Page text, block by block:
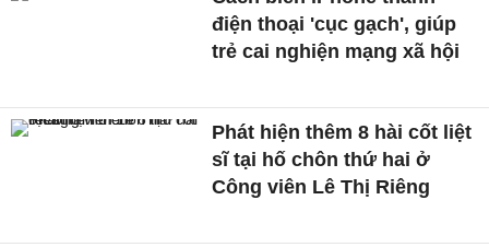
điện thoại 'cục gạch', giúp
trẻ cai nghiện mạng xã hội
Phát hiện thêm 8 hài cốt liệt
sĩ tại hố chôn thứ hai ở
Công viên Lê Thị Riêng